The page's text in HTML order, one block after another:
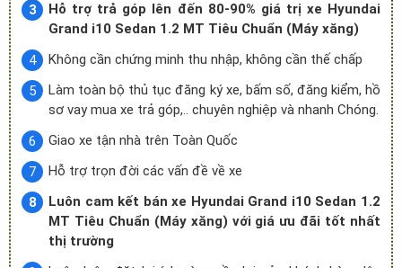
Hỗ trợ trả góp lên đến 80-90% giá trị xe Hyundai
Grand i10 Sedan 1.2 MT Tiêu Chuẩn (Máy xăng)
Không cần chứng minh thu nhập, không cần thế chấp
Làm toàn bộ thủ tục đăng ký xe, bấm số, đăng kiểm, hồ
sơ vay mua xe trả góp,.. chuyên nghiệp và nhanh Chóng.
Giao xe tận nhà trên Toàn Quốc
Hỗ trợ trọn đời các vấn đề về xe
Luôn cam kết bán xe Hyundai Grand i10 Sedan 1.2
MT Tiêu Chuẩn (Máy xăng) với giá ưu đãi tốt nhất
thị trường